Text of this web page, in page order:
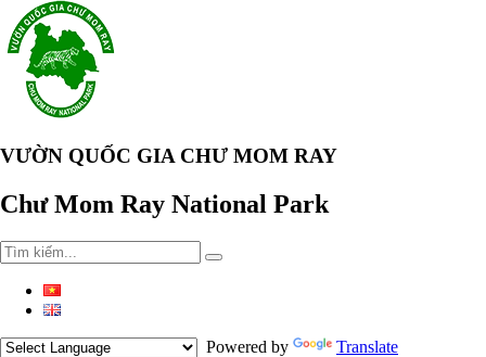
VƯỜN QUỐC GIA CHƯ MOM RAY
Chư Mom Ray National Park
Powered by Translate